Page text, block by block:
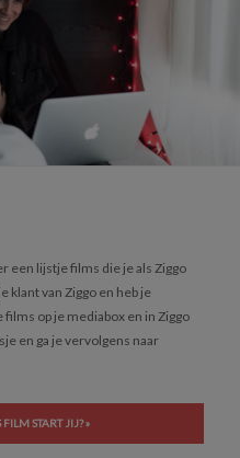
een lijstje films die je als Ziggo
klant van Ziggo en heb je
op je mediabox en in Ziggo
en ga je vervolgens naar
START JIJ? »